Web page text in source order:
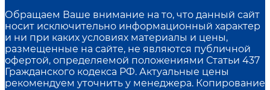
Обращаем Ваше внимание на то, что данный сайт
носит исключительно информационный характер
и ни при каких условиях материалы и цены,
размещенные на сайте, не являются публичной
офертой, определяемой положениями Статьи 437
Гражданского кодекса РФ. Актуальные цены
рекомендуем уточнить у менеджера. Копирование